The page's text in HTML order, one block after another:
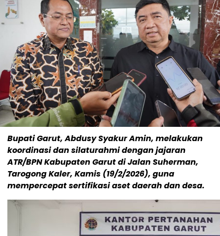
Bupati Garut, Abdusy Syakur Amin, melakukan
koordinasi dan silaturahmi dengan jajaran
ATR/BPN Kabupaten Garut di Jalan Suherman,
Tarogong Kaler, Kamis (19/2/2026), guna
mempercepat sertifikasi aset daerah dan desa.